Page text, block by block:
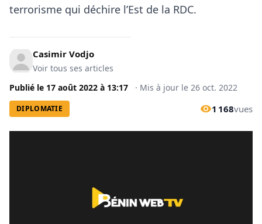
terrorisme qui déchire l’Est de la RDC.
Casimir Vodjo
Voir tous ses articles
Publié le 17 août 2022 à 13:17 · Mis à jour le 26 oct. 2022
DIPLOMATIE 1 168vues